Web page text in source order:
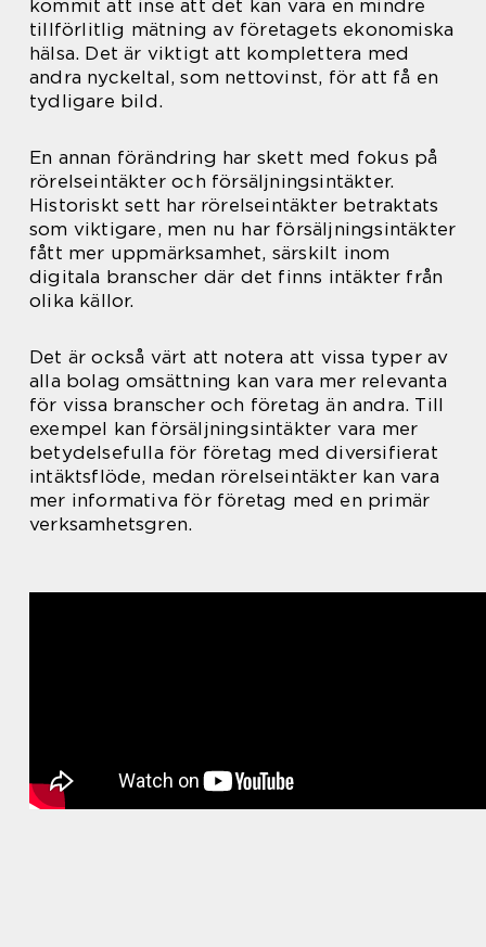
kommit att inse att det kan vara en mindre
tillförlitlig mätning av företagets ekonomiska
hälsa. Det är viktigt att komplettera med
andra nyckeltal, som nettovinst, för att få en
tydligare bild.
En annan förändring har skett med fokus på
rörelseintäkter och försäljningsintäkter.
Historiskt sett har rörelseintäkter betraktats
som viktigare, men nu har försäljningsintäkter
fått mer uppmärksamhet, särskilt inom
digitala branscher där det finns intäkter från
olika källor.
Det är också värt att notera att vissa typer av
alla bolag omsättning kan vara mer relevanta
för vissa branscher och företag än andra. Till
exempel kan försäljningsintäkter vara mer
betydelsefulla för företag med diversifierat
intäktsflöde, medan rörelseintäkter kan vara
mer informativa för företag med en primär
verksamhetsgren.